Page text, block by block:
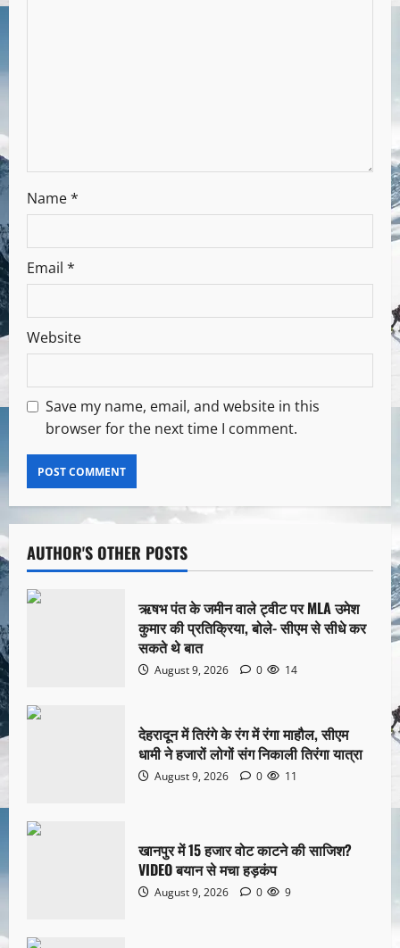
Name*
Email *
Website
Save my name, email, and website in this
browser for the next time I comment.
AUTHOR'S OTHER POSTS
ऋषभ पंत के जमीन वाले ट्वीट पर MLA उमेश
कुमार की प्रतिक्रिया, बोले- सीएम से सीधे कर
सकते थे बात
August 9, 2026 0 14
देहरादून में तिरंगे के रंग में रंगा माहौल, सीएम
धामी ने हजारों लोगों संग निकाली तिरंगा यात्रा
August 9, 2026 0 11
खानपुर में 15 हजार वोट काटने की साजिश?
VIDEO बयान से मचा हड़कंप
August 9, 2026 0 9